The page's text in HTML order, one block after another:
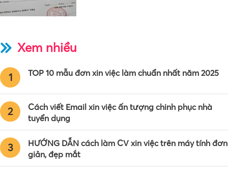
Xem nhiều
1 TOP 10 mẫu đơn xin việc làm chuẩn nhất năm 2025
2
Cách viết Email xin việc ấn tượng chinh phục nhà
tuyển dụng
3
HƯỚNG DẪN cách làm CV xin việc trên máy tính đơn
giản, đẹp mắt